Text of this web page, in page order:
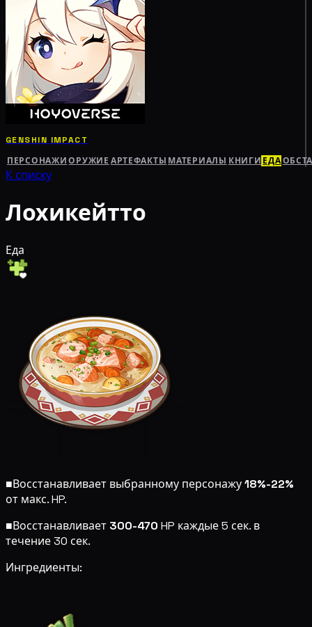
GENSHIN IMPACT
ПЕРСОНАЖИ ОРУЖИЕ АРТЕФАКТЫ МАТЕРИАЛЫ КНИГИ ЕДА
К списку
Лохикейтто
Еда
■Восстанавливает выбранному персонажу18%-22%
от макс. HP.
■Восстанавливает 300-470 HP каждые 5 сек. в
течение 30 сек.
Ингредиенты: